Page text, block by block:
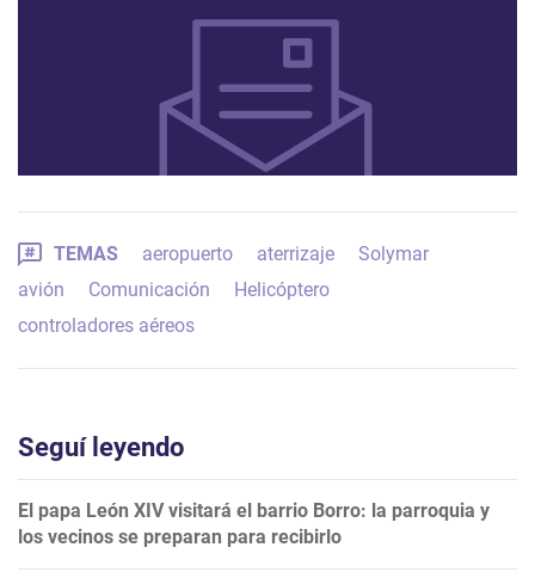
TEMAS aeropuerto aterrizaje
Solymar
avión
Comunicación
Helicóptero
controladores aéreos
Seguí leyendo
El papa León XIV visitará el barrio Borro: la parroquia y
los vecinos se preparan para recibirlo